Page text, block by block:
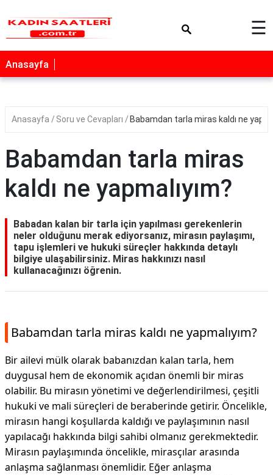
☰
Anasayfa
Anasayfa Soru ve Cevapları Babamdan tarla miras kaldı ne
Babamdan tarla miras
kaldı ne yapmalıyım?
Babadan kalan bir tarla için yapılması gerekenlerin
neler olduğunu merak ediyorsanız, mirasın paylaşımı,
tapu işlemleri ve hukuki süreçler hakkında detaylı
bilgiye ulaşabilirsiniz. Miras hakkınızı nasıl
kullanacağınızı öğrenin.
Babamdan tarla miras kaldı ne yapmalıyım?
Bir ailevi mülk olarak babanızdan kalan tarla, hem
duygusal hem de ekonomik açıdan önemli bir miras
olabilir. Bu mirasın yönetimi ve değerlendirilmesi, çeşitli
hukuki ve mali süreçleri de beraberinde getirir. Öncelikle,
mirasın hangi koşullarda kaldığı ve paylaşımının nasıl
yapılacağı hakkında bilgi sahibi olmanız gerekmektedir.
Mirasın paylaşımında öncelikle, mirasçılar arasında
anlaşma sağlanması önemlidir. Eğer anlaşma